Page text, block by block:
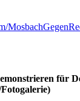
für